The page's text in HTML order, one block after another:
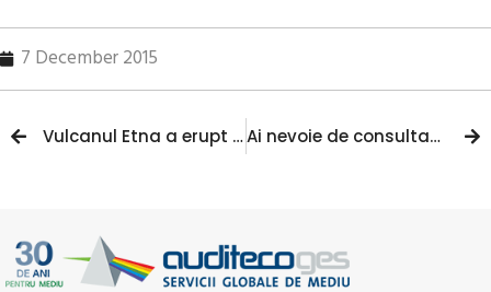
7 December 2015
Vulcanul Etna a erupt din nou. Cum arata cel mai mare spectacol de foc din ultimii ani Ai nevoie de consultanta de mediu? Auditeco este solutia optima!